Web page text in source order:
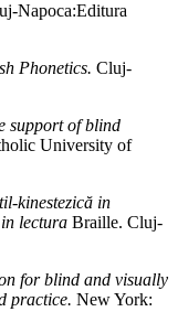
Napoca:Editura
Phonetics. Cluj-
support of blind
University of
kinestezică in
lectura Braille. Cluj-
for blind and visually
practice. New York: